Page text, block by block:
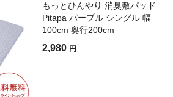
もっとひんやり 消臭敷パッド
Pitapa パープル シングル 幅
100cm 奥行200cm
2,980 円